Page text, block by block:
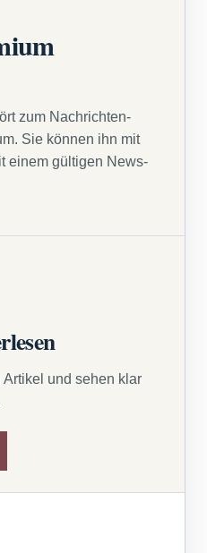
zum Nachrichten-
Sie können ihn mit
einem gültigen News-
und sehen klar